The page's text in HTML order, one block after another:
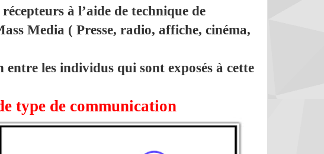
à l’aide de technique de
Media ( Presse, radio, affiche, cinéma,
les individus qui sont exposés à cette
type de communication